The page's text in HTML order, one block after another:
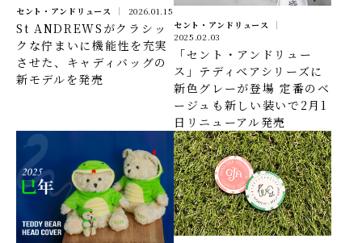
セント・アンドリュース 2026.01.15
St ANDREWSがクラシッ
クな佇まいに機能性を充実
させた、キャディバッグの
新モデルを発売
セント・アンドリュース
2025.02.03
「セント・アンドリュー
ス」テディベアシリーズに
新色グレーが登場 定番のベ
ージュも新しい装いで2月1
日リニューアル発売